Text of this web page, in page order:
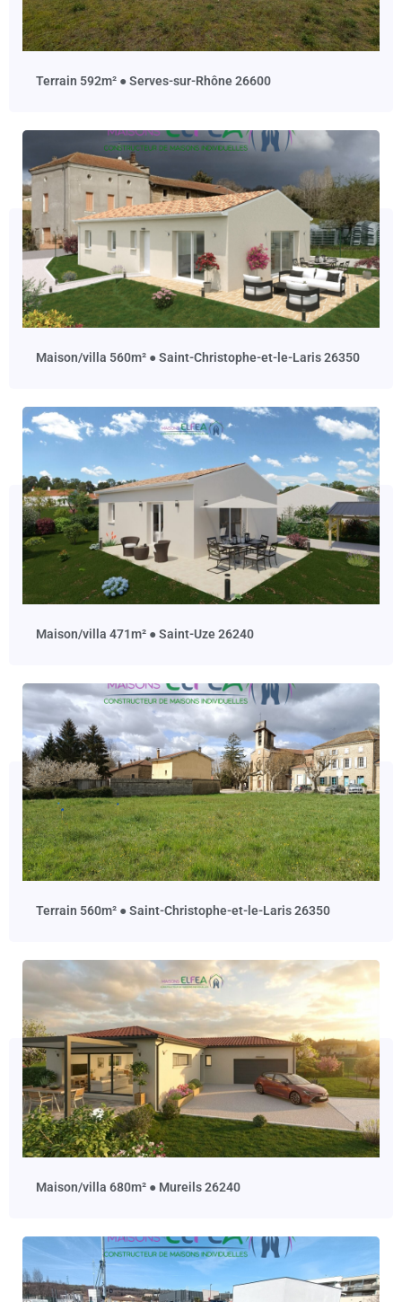
terrain 592m² ● Serves-sur-Rhône 26600
maison/villa 560m² ● Saint-Christophe-et-le-Laris 26350
maison/villa 471m² ● Saint-Uze 26240
terrain 560m² ● Saint-Christophe-et-le-Laris 26350
maison/villa 680m² ● Mureils 26240